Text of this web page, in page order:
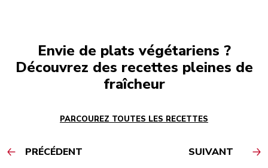
Envie de plats végétariens ?
Découvrez des recettes pleines de
fraîcheur
PARCOUREZ TOUTES LES RECETTES
PRÉCÉDENT SUIVANT